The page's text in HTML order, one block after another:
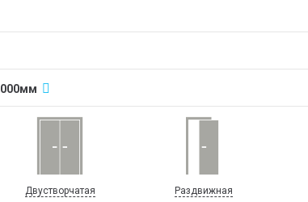
Двустворчатая
Раздвижная